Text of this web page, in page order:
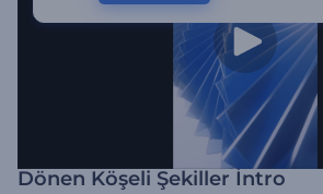
Dönen Köşeli Şekiller İntro